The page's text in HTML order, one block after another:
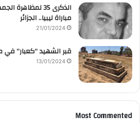
الذكرى 35
مباراة ليبيا.. الجزائر
21/01/2024
قبر الشهيد “كعبار” في
13/01/2024
Most Commented